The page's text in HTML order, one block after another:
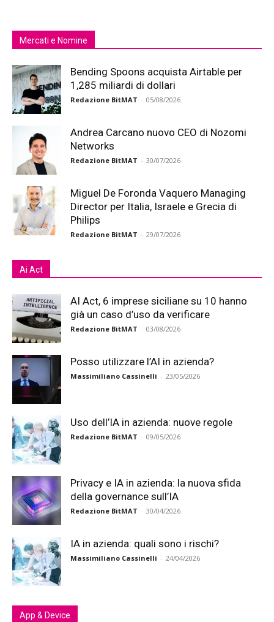
Mercati e Nomine
Bending Spoons acquista Airtable per
1,285 miliardi di dollari
Redazione BitMAT - 05/08/2026
Andrea Carcano nuovo CEO di Nozomi
Networks
Redazione BitMAT - 30/07/2026
Miguel De Foronda Vaquero Managing
Director per Italia, Israele e Grecia di
Philips
Redazione BitMAT - 29/07/2026
Ai Act
AI Act, 6 imprese siciliane su 10 hanno
già un caso d’uso da verificare
Redazione BitMAT - 03/08/2026
Posso utilizzare l’AI in azienda?
Massimiliano Cassinelli - 23/05/2026
Uso dell’IA in azienda: nuove regole
Redazione BitMAT - 09/05/2026
Privacy e IA in azienda: la nuova sfida
della governance sull’IA
Redazione BitMAT - 30/04/2026
IA in azienda: quali sono i rischi?
Massimiliano Cassinelli - 24/04/2026
App & Device